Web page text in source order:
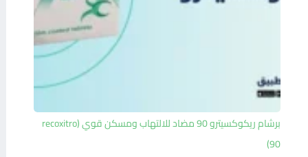
برشام ريكوكسيترو 90 مضاد للالتهاب ومسكن قوي (recoxitro
90)